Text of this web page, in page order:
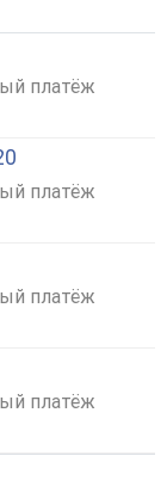
платёж
платёж
платёж
платёж